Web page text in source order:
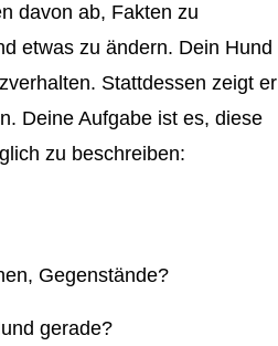
davon ab, Fakten zu
etwas zu ändern. Dein Hund
Stattdessen zeigt er
Deine Aufgabe ist es, diese
zu beschreiben:
Gegenstände?
gerade?